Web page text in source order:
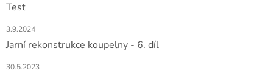
Test
3.9.2024
Jarní rekonstrukce koupelny - 6. díl
30.5.2023